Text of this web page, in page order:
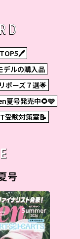
デルの購入品
ポーズ７選🌟
夏号発売中🌻🩵
受験対策室📝
号